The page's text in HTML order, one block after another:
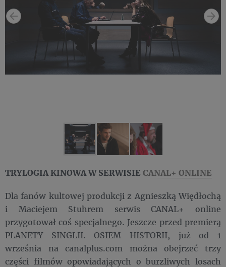
TRYLOGIA KINOWA W SERWISIE CANAL+ ONLINE
Dla fanów kultowej produkcji z Agnieszką Więdłochą
i Maciejem Stuhrem serwis CANAL+ online
przygotował coś specjalnego. Jeszcze przed premierą
PLANETY SINGLII. OSIEM HISTORII, już od 1
września na canalplus.com można obejrzeć trzy
części filmów opowiadających o burzliwych losach